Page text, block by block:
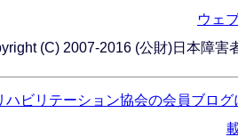
ウェ
(C) 2007-2016 (公財)日本障
ハビリテーション協会の会員ブロ